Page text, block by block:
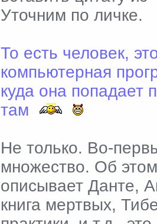
Уточним по личке.
То есть человек,
компьютерная
куда она попадает
там
Не только. Во-
множество. Об
описывает Данте,
книга мертвых,